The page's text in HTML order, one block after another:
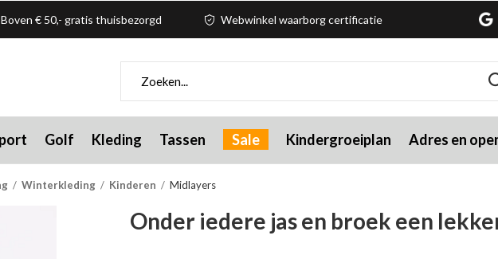
Golf Kleding Tassen Sale Kindergroeiplan Adres en
Boven € 50,- gratis thuisbezorgd Webwinkel waarborg certificatie
Winterkleding Kinderen Midlayers
Onder iedere jas en broek een